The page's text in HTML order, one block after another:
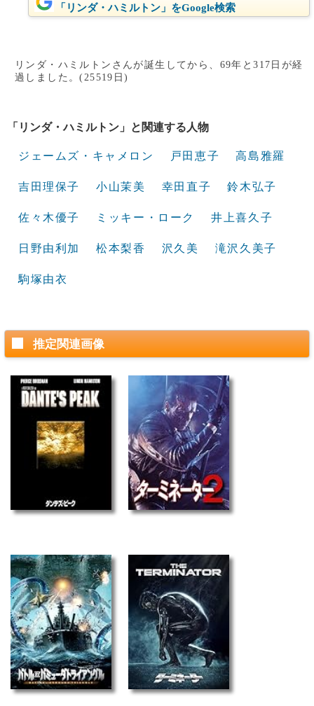
「リンダ・ハミルトン」をGoogle検索
リンダ・ハミルトンさんが誕生してから、69年と317日が経
過しました。(25519日)
「リンダ・ハミルトン」と関連する人物
ジェームズ・キャメロン 戸田恵子 高島雅羅
吉田理保子 小山茉美 幸田直子 鈴木弘子
佐々木優子 ミッキー・ローク 井上喜久子
日野由利加 松本梨香 沢久美 滝沢久美子
駒塚由衣
推定関連画像